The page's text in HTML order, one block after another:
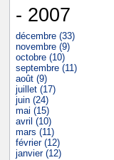
- 2007
décembre (33)
novembre (9)
octobre (10)
septembre (11)
août (9)
juillet (17)
juin (24)
mai (15)
avril (10)
mars (11)
février (12)
janvier (12)